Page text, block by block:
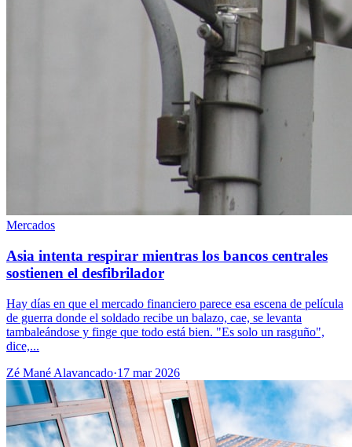
Mercados
Asia intenta respirar mientras los bancos centrales
sostienen el desfibrilador
Hay días en que el mercado financiero parece esa escena de película
de guerra donde el soldado recibe un balazo, cae, se levanta
tambaleándose y finge que todo está bien. "Es solo un rasguño",
dice,...
Zé Mané Alavancado·17 mar 2026